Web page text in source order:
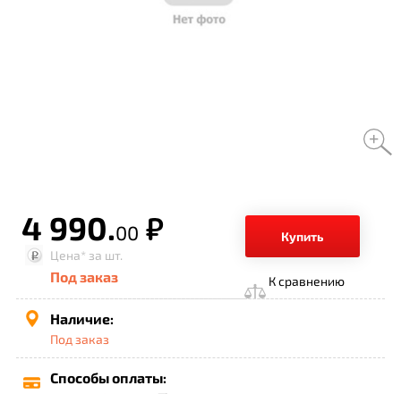
4 990.00 р.
Купить
Цена* за шт.
Под заказ К сравнению
Наличие:
Под заказ
Способы оплаты: